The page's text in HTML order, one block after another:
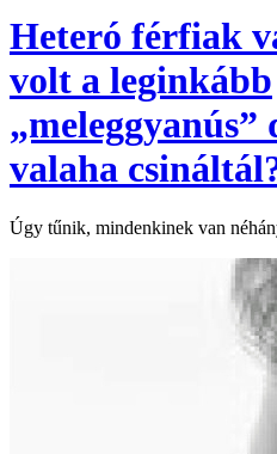
Heteró férfiak
volt a leginkább
valaha
Úgy tűnik, mindenkinek van